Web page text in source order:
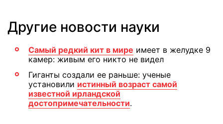
Другие новости науки
Самый редкий кит в мире имеет в желудке 9
камер: живым его никто не видел
Гиганты создали ее раньше: ученые
установили истинный возраст самой
известной ирландской
достопримечательности.